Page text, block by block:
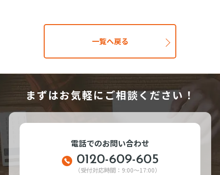
一覧へ戻る
まずはお気軽にご相談ください！
電話でのお問い合わせ
0120-609-605
（受付対応時間：9:00～17:00）